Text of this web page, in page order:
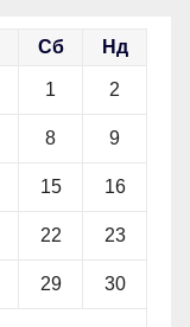
Сб Нд
1 2
8 9
15 16
22 23
29 30